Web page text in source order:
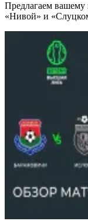
Предлагаем
«Нивой» и